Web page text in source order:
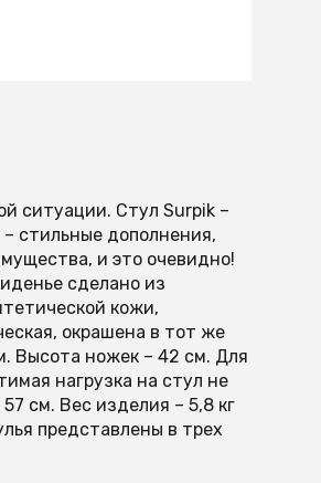
ситуации. Стул Surpik –
стильные дополнения,
и это очевидно!
сделано из
кожи,
окрашена в тот же
Высота ножек – 42 см. Для
нагрузка на стул не
см. Вес изделия – 5,8 кг
представлены в трех